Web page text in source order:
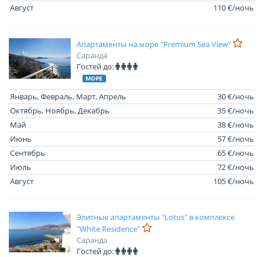
Август
110 €/ночь
Апартаменты на море "Premium Sea View"
Саранда
Гостей до:
МОРЕ
Январь, Февраль, Март, Апрель
30 €/ночь
Октябрь, Ноябрь, Декабрь
35 €/ночь
Май
38 €/ночь
Июнь
57 €/ночь
Сентябрь
65 €/ночь
Июль
72 €/ночь
Август
105 €/ночь
Элитные апартаменты "Lotus" в комплексе
"White Residence"
Саранда
Гостей до: